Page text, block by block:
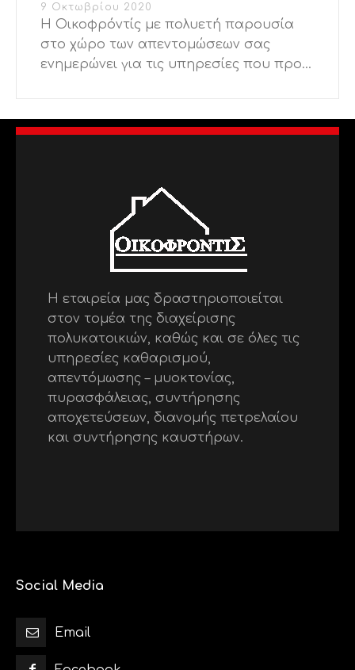
9 Οκτωβρίου 2020
Η Οικοφρόντίς με πολυετή παρουσία
στο χώρο των απεντομώσεων σας
ενημερώνει για τις υπηρεσίες που προ...
Η εταιρεία μας δραστηριοποιείται
στον τομέα της διαχείρισης
πολυκατοικιών, καθώς και σε όλες τις
υπηρεσίες καθαρισμού,
απεντόμωσης – μυοκτονίας,
πυρασφάλειας, συντήρησης
αποχετεύσεων, διανομής πετρελαίου
και συντήρησης καυστήρων.
Social Media
Email